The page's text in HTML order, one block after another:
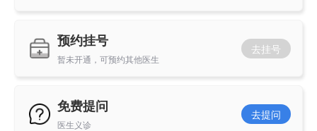
预约挂号
暂未开通，可预约其他医生
去挂号
免费提问
医生义诊
去提问